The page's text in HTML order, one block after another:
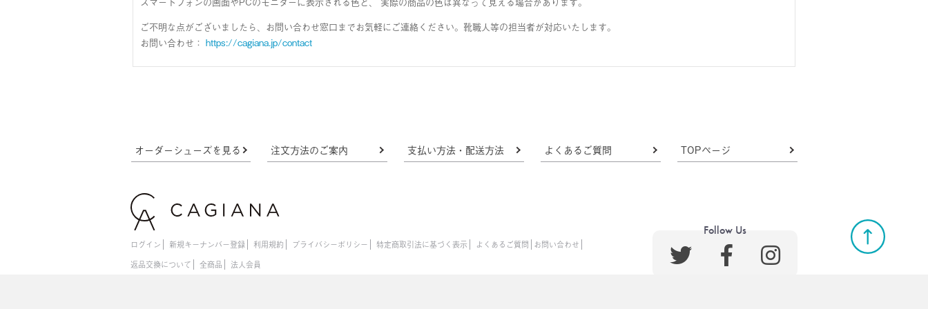
ご不明な点がございましたら、お問い合わせ窓口までお気軽にご連絡ください。靴職人等の担当者が対応いたします。
お問い合わせ： https://cagiana.jp/contact
オーダーシューズを見る 注文方法のご案内 支払い方法・配送方法 よくあるご質問 TOPページ
ログイン 新規キーナンバー登録 利用規約 プライバシーポリシー 特定商取引法に基づく表示 よくあるご質問 お問い合わせ
返品交換について
全商品 法人会員
Follow Us